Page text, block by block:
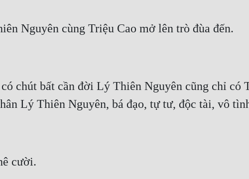
Nguyên cùng Triệu Cao mở lên trò đùa đến.
chút bất cần đời Lý Thiên Nguyên cũng chỉ có
Lý Thiên Nguyên, bá đạo, tự tư, độc tài, vô
cười.